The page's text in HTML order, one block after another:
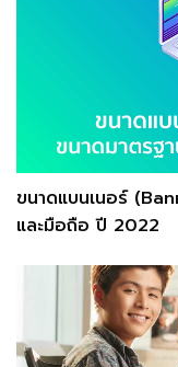
ขนาดแบนเนอร์
และมือถือ ปี 2022